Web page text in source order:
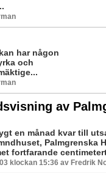
har någon
och
av
en månad kvar till
Palmgrenska
fortfarande
klockan 15:36 av Fredrik